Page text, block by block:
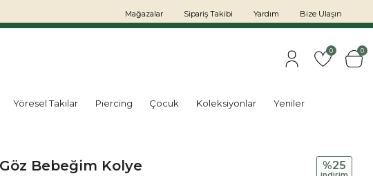
Mağazalar Sipariş Takibi Yardım Bize Ulaşın
0 0
Yöresel Takılar Piercing Çocuk Koleksiyonlar Yeniler
Bebeğim Kolye %25